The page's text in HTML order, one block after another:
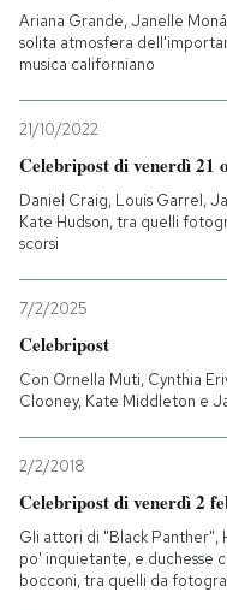
PODCAST
I MIEI PREFERITI
CALENDARIO
Entra
Ariana Grande, Janelle
solita atmosfera
musica californiano
21/10/2022
Celebripost di venerdì 21
Daniel Craig, Louis Garrel,
Kate Hudson, tra quelli
scorsi
7/2/2025
Celebripost
Con Ornella Muti, Cynthia
Clooney, Kate Middleton e
2/2/2018
Celebripost di venerdì 2
Gli attori di "Black Panther",
po' inquietante, e duchesse
bocconi, tra quelli da